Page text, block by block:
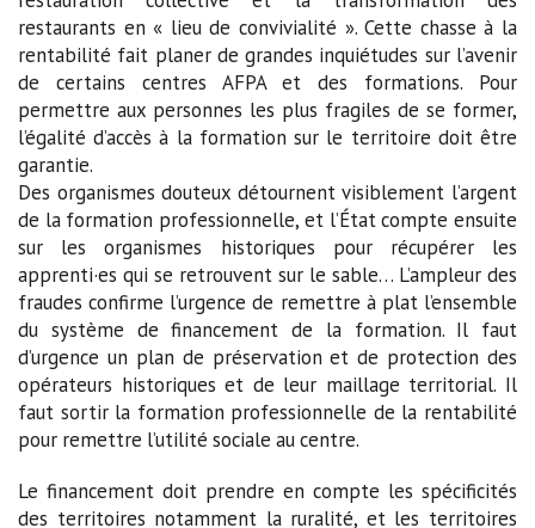
restaurants en « lieu de convivialité ». Cette chasse à la
rentabilité fait planer de grandes inquiétudes sur l’avenir
de certains centres AFPA et des formations. Pour
permettre aux personnes les plus fragiles de se former,
l’égalité d’accès à la formation sur le territoire doit être
garantie.
Des organismes douteux détournent visiblement l’argent
de la formation professionnelle, et l’État compte ensuite
sur les organismes historiques pour récupérer les
apprenti·es qui se retrouvent sur le sable… L’ampleur des
fraudes confirme l’urgence de remettre à plat l’ensemble
du système de financement de la formation. Il faut
d’urgence un plan de préservation et de protection des
opérateurs historiques et de leur maillage territorial. Il
faut sortir la formation professionnelle de la rentabilité
pour remettre l’utilité sociale au centre.
Le financement doit prendre en compte les spécificités
des territoires notamment la ruralité, et les territoires